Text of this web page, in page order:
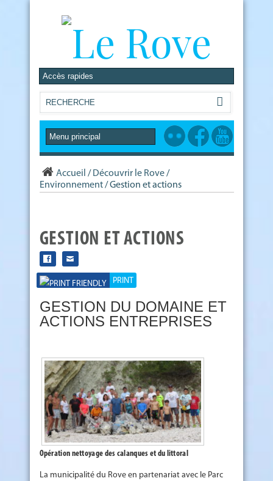
Accueil / Découvrir le Rove/
Environnement/Gestion et actions
GESTION ET ACTIONS
PRINT
GESTION DU DOMAINE ET
ACTIONS ENTREPRISES
Opération nettoyage des calanques et du littoral
La municipalité du Rove en partenariat avec le Parc